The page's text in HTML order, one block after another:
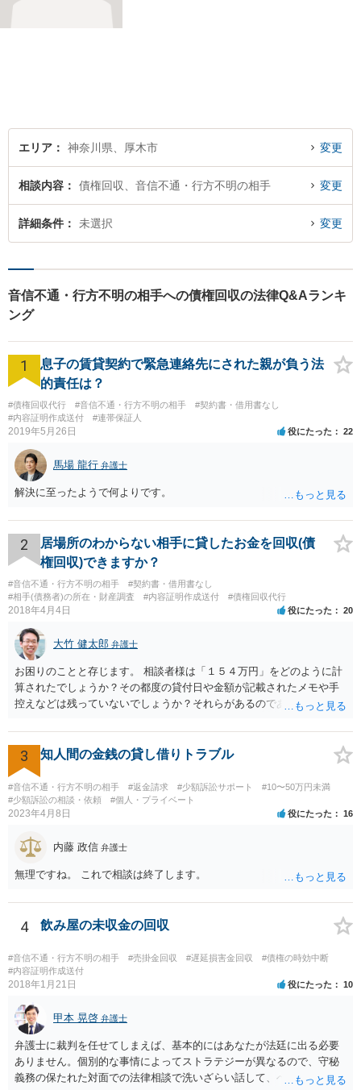
エリア 神奈川県、厚木市 変更
相談内容 債権回収、音信不通・行方不明の相手 変更
詳細条件 未選択 変更
音信不通・行方不明の相手への債権回収の法律Q&Aランキ
ング
1
息子の賃貸契約で緊急連絡先にされた親が負う法
的責任は？
#債権回収代行 #音信不通・行方不明の相手
#契約書・借用書なし
#内容証明作成送付
#連帯保証人
2019年5月26日 役にたった 22
馬場 龍行 弁護士
解決に至ったようで何よりです。
2
居場所のわからない相手に貸したお金を回収(債
権回収)できますか？
#音信不通・行方不明の相手
#契約書・借用書なし
#相手(債務者)の所在・財産調査
#内容証明作成送付 #債権回収代行
2018年4月4日 役にたった 20
大竹 健太郎 弁護士
お困りのことと存じます。 相談者様は「１５４万円」をどのように計
算されたでしょうか？その都度の貸付日や金額が記載されたメモや手
控えなどは残っていないでしょうか？それらがあるのであればメール
です。 彼の住所については住民票上の住所であれば調査することは可
能です。 弁護士に依頼した際の費用にいては現在弁護士費用が自由化
されており法律事務所によって異なりますので、あくまで目安となり
ますが、交渉を依頼すると①着手金が請求額×8％or10万円の高い方、
②成功報酬が16％、③実費というところでしょうか。法律事務所によ
っては別途日当を請求するところもあると思います。 勝訴の見込みや
お伺いできればお伝えさせていただきますので、宜しければ、個別に
3 知人間の金銭の貸し借りトラブル
#音信不通・行方不明の相手 #返金請求 #少額訴訟サポート
#10〜50万円未満
#少額訴訟の相談・依頼
#個人・プライベート
2023年4月8日 役にたった 16
内藤 政信 弁護士
無理ですね。 これで相談は終了します。
4 飲み屋の未収金の回収
#音信不通・行方不明の相手 #売掛金回収 #遅延損害金回収
#債権の時効中断
#内容証明作成送付
2018年1月21日 役にたった 10
甲本 晃啓 弁護士
弁護士に裁判を任せてしまえば、基本的にはあなたが法廷に出る必要
ありません。個別的な事情によってストラテジーが異なるので、守秘
義務の保たれた対面での法律相談で洗いざらい話して、ベストな方法